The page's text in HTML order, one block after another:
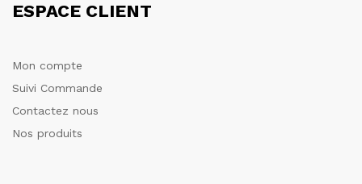
ESPACE CLIENT
Mon compte
Suivi Commande
Contactez nous
Nos produits